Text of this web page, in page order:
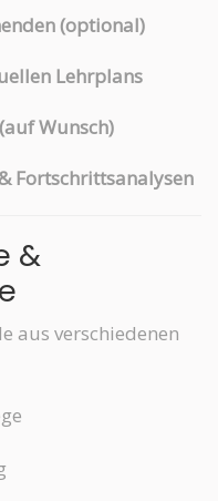
(optional)
Lehrplans
Wunsch)
Fortschrittsanalysen
&
aus verschiedenen